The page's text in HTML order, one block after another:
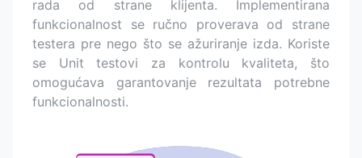
rada od strane klijenta. Implementirana
funkcionalnost se ručno proverava od strane
testera pre nego što se ažuriranje izda. Koriste
se Unit testovi za kontrolu kvaliteta, što
omogućava garantovanje rezultata potrebne
funkcionalnosti.